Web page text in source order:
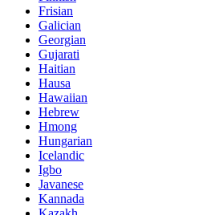
Frisian
Galician
Georgian
Gujarati
Haitian
Hausa
Hawaiian
Hebrew
Hmong
Hungarian
Icelandic
Igbo
Javanese
Kannada